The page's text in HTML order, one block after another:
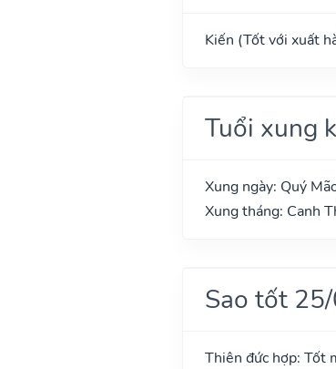
Kiến (Tốt với xuất
Tuổi xung
Xung ngày: Quý
Xung tháng: Canh
Sao tốt
Thiên đức hợp: Tốt